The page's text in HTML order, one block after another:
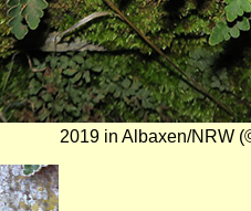
2019 in Albaxen/NRW